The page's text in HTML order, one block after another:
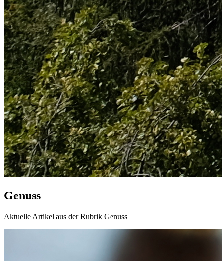
Genuss
Aktuelle Artikel aus der Rubrik Genuss